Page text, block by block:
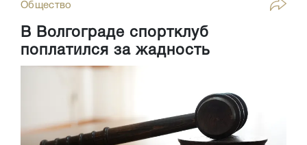
Общество
В Волгограде спортклуб
поплатился за жадность